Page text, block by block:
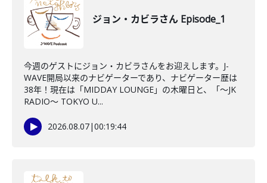
ジョン・カビラさん Episode_1
今週のゲストにジョン・カビラさんをお迎えします。J-
WAVE開局以来のナビゲーターであり、ナビゲーター歴は
38年！現在は「MIDDAY LOUNGE」の木曜日と、「〜JK
RADIO〜 TOKYO U...
2026.08.07|00:19:44